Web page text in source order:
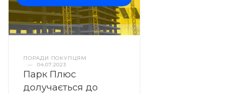
ПОРАДИ ПОКУПЦЯМ
—
04.07.2023
Парк Плюс
долучається до